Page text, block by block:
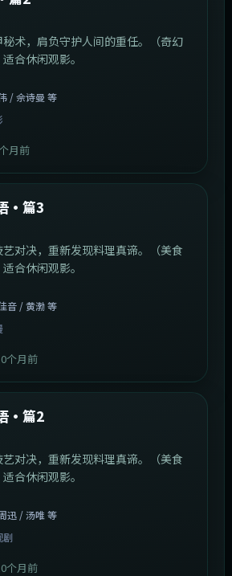
术，肩负守护人间的重任。（奇幻
合休闲观影。
/ 佘诗曼 等
月前
·篇3
对决，重新发现料理真谛。（美食
合休闲观影。
音 / 黄渤 等
个月前
·篇2
对决，重新发现料理真谛。（美食
合休闲观影。
迅 / 汤唯 等
剧
个月前